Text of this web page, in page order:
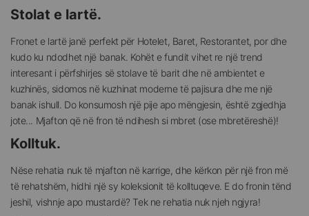
Stolat e lartë.
Fronet e lartë janë perfekt për Hotelet, Baret, Restorantet, por dhe
kudo ku ndodhet një banak. Kohët e fundit vihet re një trend
interesant i përfshirjes së stolave të barit dhe në ambientet e
kuzhinës, sidomos në kuzhinat moderne të pajisura dhe me një
banak ishull. Do konsumosh një pije apo mëngjesin, është zgjedhja
jote... Mjafton që në fron të ndihesh si mbret (ose mbretëreshë)!
Kolltuk.
Nëse rehatia nuk të mjafton në karrige, dhe kërkon për një fron më
të rehatshëm, hidhi një sy koleksionit të kolltuqeve. E do fronin tënd
jeshil, vishnje apo mustardë? Tek ne rehatia nuk njeh ngjyra!